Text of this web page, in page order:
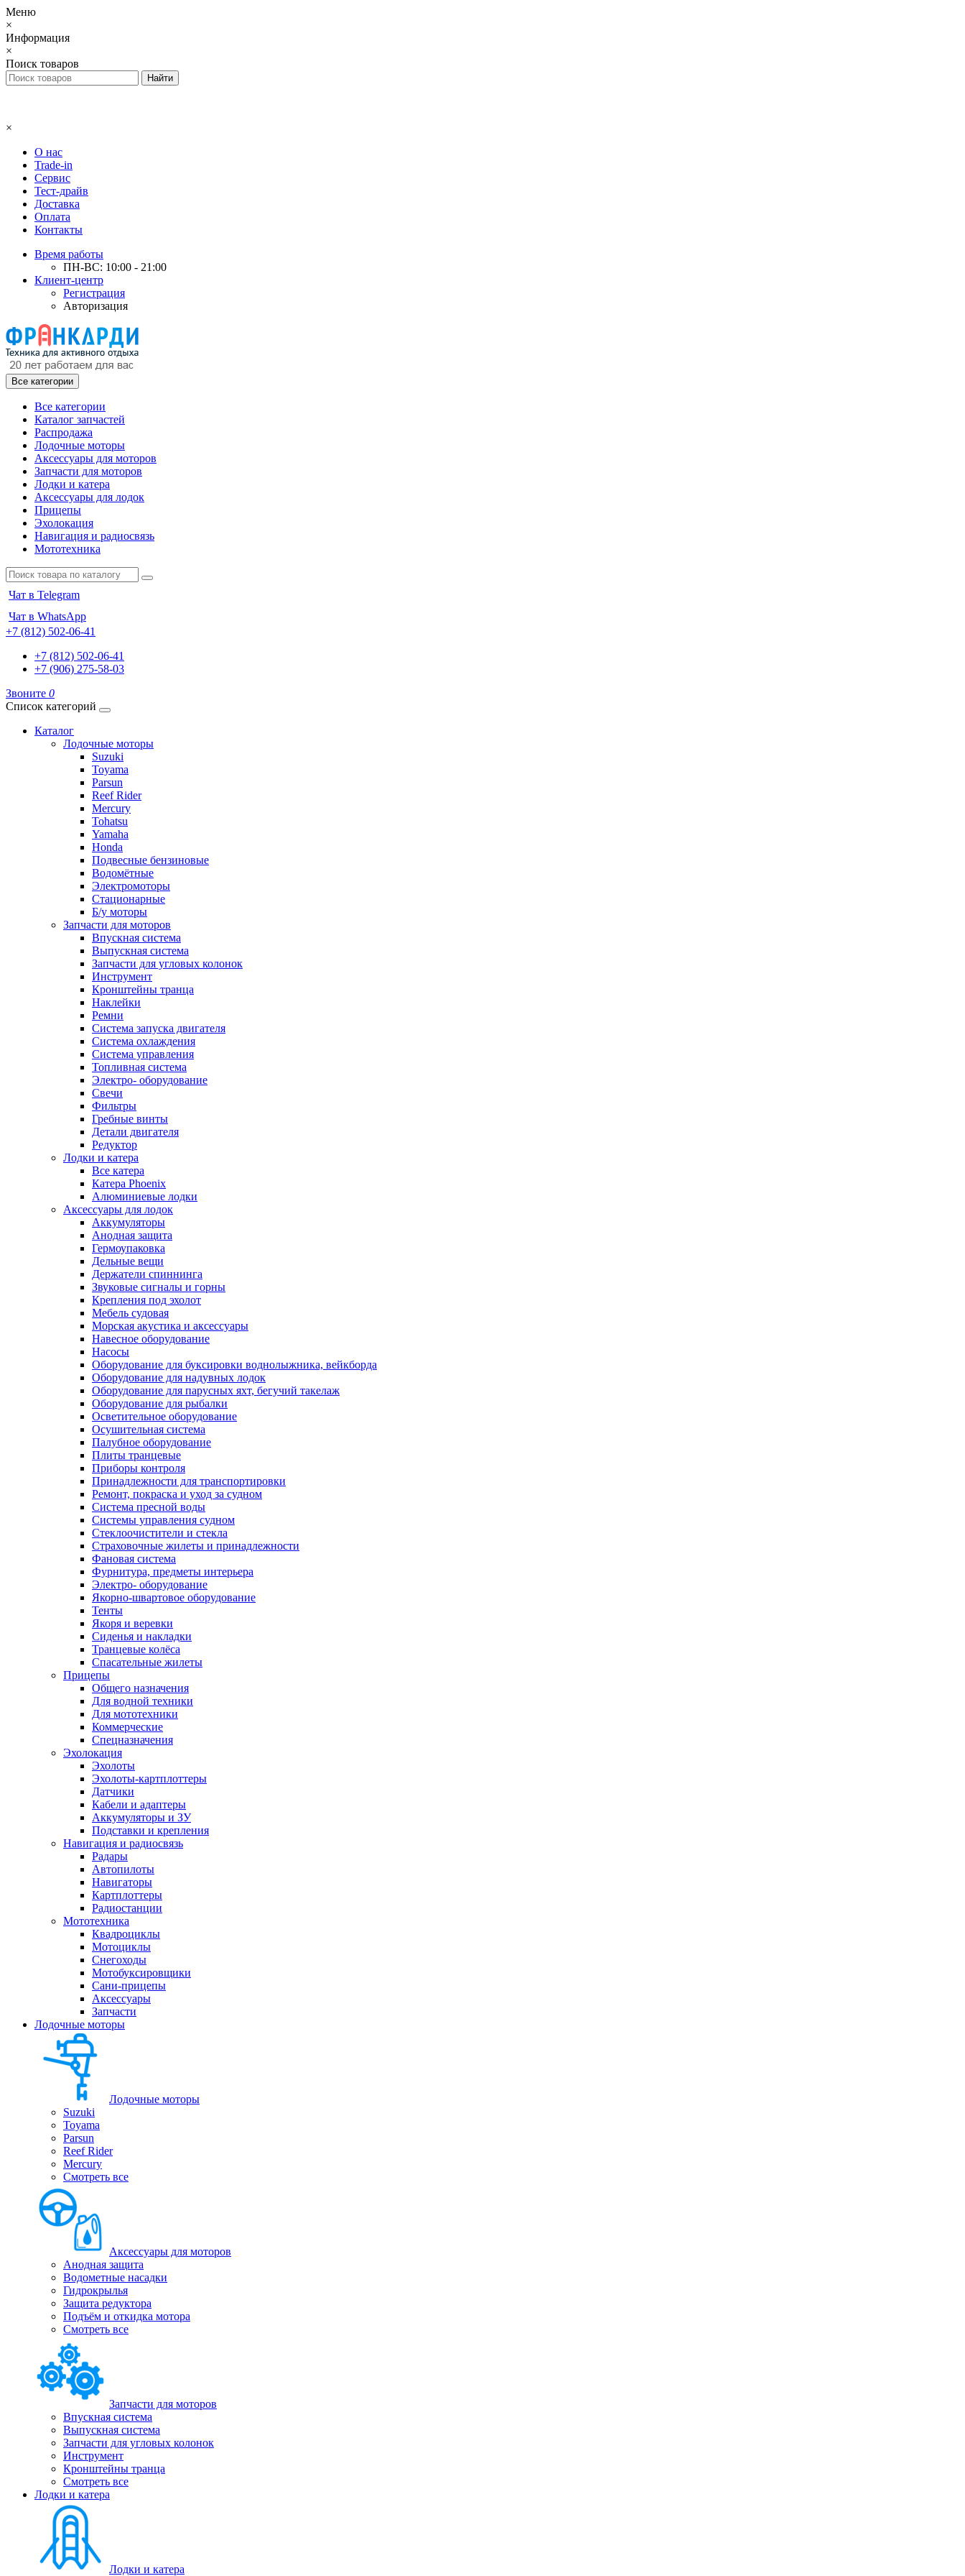
Меню
×
Информация
×
Поиск товаров
×
О нас
Trade-in
Сервис
Тест-драйв
Доставка
Оплата
Контакты
Время работы
ПН-ВС: 10:00 - 21:00
Клиент-центр
Регистрация
Авторизация
Все категории
Все категории
Каталог запчастей
Распродажа
Лодочные моторы
Аксессуары для моторов
Запчасти для моторов
Лодки и катера
Аксессуары для лодок
Прицепы
Эхолокация
Навигация и радиосвязь
Мототехника
Чат в Telegram
Чат в WhatsApp
+7 (812) 502-06-41
+7 (812) 502-06-41
+7 (906) 275-58-03
Звоните 0
Список категорий
Каталог
Лодочные моторы
Suzuki
Toyama
Parsun
Reef Rider
Mercury
Tohatsu
Yamaha
Honda
Подвесные бензиновые
Водомётные
Электромоторы
Стационарные
Б/у моторы
Запчасти для моторов
Впускная система
Выпускная система
Запчасти для угловых колонок
Инструмент
Кронштейны транца
Наклейки
Ремни
Система запуска двигателя
Система охлаждения
Система управления
Топливная система
Электро- оборудование
Свечи
Фильтры
Гребные винты
Детали двигателя
Редуктор
Лодки и катера
Все катера
Катера Phoenix
Алюминиевые лодки
Аксессуары для лодок
Аккумуляторы
Анодная защита
Гермоупаковка
Дельные вещи
Держатели спиннинга
Звуковые сигналы и горны
Крепления под эхолот
Мебель судовая
Морская акустика и аксессуары
Навесное оборудование
Насосы
Оборудование для буксировки воднолыжника, вейкборда
Оборудование для надувных лодок
Оборудование для парусных яхт, бегучий такелаж
Оборудование для рыбалки
Осветительное оборудование
Осушительная система
Палубное оборудование
Плиты транцевые
Приборы контроля
Принадлежности для транспортировки
Ремонт, покраска и уход за судном
Система пресной воды
Системы управления судном
Стеклоочистители и стекла
Страховочные жилеты и принадлежности
Фановая система
Фурнитура, предметы интерьера
Электро- оборудование
Якорно-швартовое оборудование
Тенты
Якоря и веревки
Сиденья и накладки
Транцевые колёса
Спасательные жилеты
Прицепы
Общего назначения
Для водной техники
Для мототехники
Коммерческие
Спецназначения
Эхолокация
Эхолоты
Эхолоты-картплоттеры
Датчики
Кабели и адаптеры
Аккумуляторы и ЗУ
Подставки и крепления
Навигация и радиосвязь
Радары
Автопилоты
Навигаторы
Картплоттеры
Радиостанции
Мототехника
Квадроциклы
Мотоциклы
Снегоходы
Мотобуксировщики
Сани-прицепы
Аксессуары
Запчасти
Лодочные моторы
Лодочные моторы
Suzuki
Toyama
Parsun
Reef Rider
Mercury
Смотреть все
Аксессуары для моторов
Анодная защита
Водометные насадки
Гидрокрылья
Защита редуктора
Подъём и откидка мотора
Смотреть все
Запчасти для моторов
Впускная система
Выпускная система
Запчасти для угловых колонок
Инструмент
Кронштейны транца
Смотреть все
Лодки и катера
Лодки и катера